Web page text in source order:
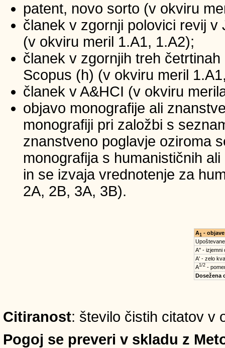
patent, novo sorto (v okviru
članek v zgornji polovici revij
(v okviru meril 1.A1, 1.A2);
članek v zgornjih treh
Scopus (h) (v okviru meril
članek v A&HCI (v okviru
objavo monografije ali
monografiji pri založbi s
znanstveno poglavje oziroma
monografija s humanističnih
in se izvaja vrednotenje za
2A, 2B, 3A, 3B).
A1 - objave
A'' - izjemni
A' - zelo
A1/2-
Dosežena
Citiranost: število čistih citatov v
Pogoj se preveri v skladu z